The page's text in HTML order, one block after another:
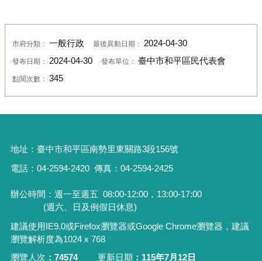
市府分類： 一般行政 最後異動日期： 2024-04-30
發布日期： 2024-04-30 發布單位： 臺中市和平區民代表會
點閱次數： 345
地址： 臺中市和平區南勢里東關路3段156號
電話：04-2594-2420 傳真：04-2594-2425
辦公時間：週一至週五 08:00-12:00，13:00-17:00
(週六、日及例假日休息)
建議使用IE9.0或Firefox瀏覽器或Google Chrome瀏覽器，建議
瀏覽解析度為1024 x 768
瀏覽人次
74574 更新日期 115年7月12日